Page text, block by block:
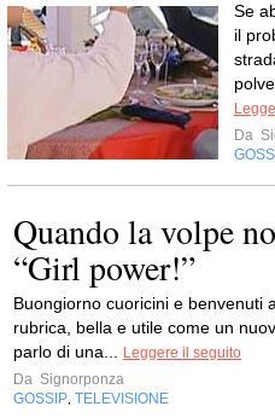
Se
il
Da
Quando la volpe
“Girl power!”
Buongiorno cuoricini e benvenuti
rubrica, bella e utile come un
parlo di una...
Leggere il seguito
Da Signorponza
GOSSIP TELEVISIONE